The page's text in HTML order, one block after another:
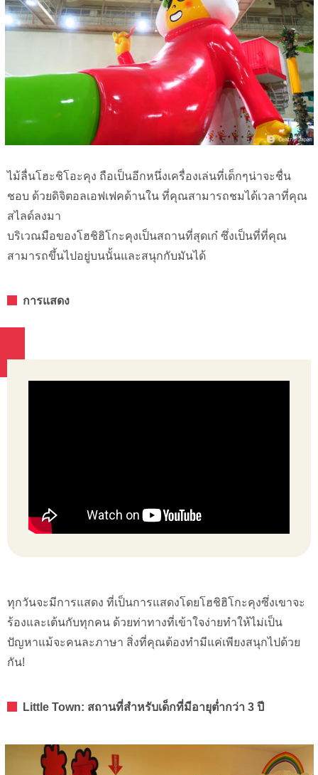
ไม้ลื่นโฮะชิโอะคุง ถือเป็นอีกหนึ่งเครื่องเล่นที่เด็กๆน่าจะชื่น
ชอบ ด้วยดิจิตอลเอฟเฟคด้านใน ที่คุณสามารถชมได้เวลาที่คุณ
สไลด์ลงมา
บริเวณมือของโฮชิฮิโกะคุงเป็นสถานที่สุดเก๋ ซึ่งเป็นที่ที่คุณ
สามารถขึ้นไปอยู่บนนั้นและสนุกกับมันได้
การแสดง
ทุกวันจะมีการแสดง ที่เป็นการแสดงโดยโฮชิฮิโกะคุงซึ่งเขาจะ
ร้องและเต้นกับทุกคน ด้วยท่าทางที่เข้าใจง่ายทำให้ไม่เป็น
ปัญหาแม้จะคนละภาษา สิ่งที่คุณต้องทำมีแค่เพียงสนุกไปด้วย
กัน!
Little Town: สถานที่สำหรับเด็กที่มีอายุต่ำกว่า 3 ปี